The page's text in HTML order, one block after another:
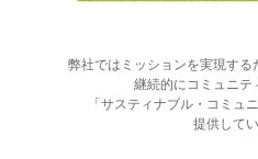
弊社ではミッションを実現する
継続的にコミュニテ
「サスティナブル・コミュ
提供してい